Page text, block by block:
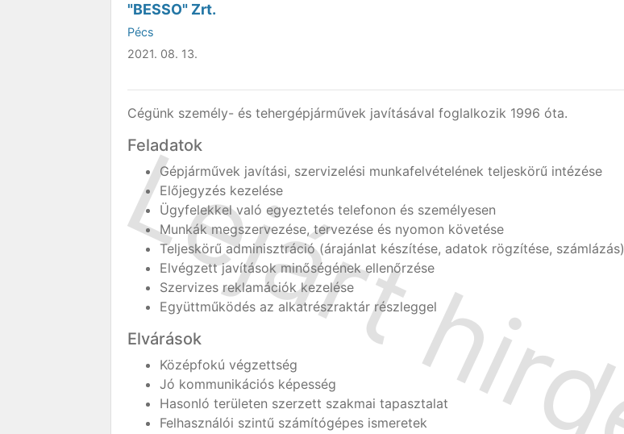
"BESSO" Zrt.
Pécs
2021. 08. 13.
Cégünk személy- és tehergépjárművek javításával foglalkozik 1996 óta.
Feladatok
Gépjárművek javítási, szervizelési munkafelvételének teljeskörű intézése
Előjegyzés kezelése
Ügyfelekkel való egyeztetés telefonon és személyesen
Munkák megszervezése, tervezése és nyomon követése
Teljeskörű adminisztráció (árajánlat készítése, adatok rögzítése, számlázás)
Elvégzett javítások minőségének ellenőrzése
Szervizes reklamációk kezelése
Együttműködés az alkatrészraktár részleggel
Elvárások
Középfokú végzettség
Jó kommunikációs képesség
Hasonló területen szerzett szakmai tapasztalat
Felhasználói szintű számítógépes ismeretek